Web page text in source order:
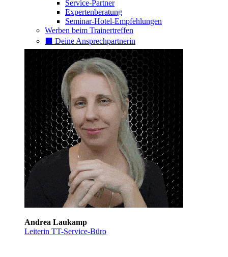
Service-Partner
Expertenberatung
Seminar-Hotel-Empfehlungen
Werben beim Trainertreffen
⬛️ Deine Ansprechpartnerin
Andrea Laukamp
Leiterin TT-Service-Büro